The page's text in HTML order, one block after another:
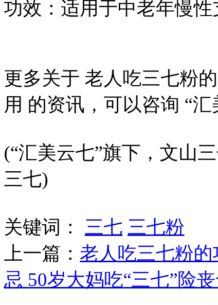
功效：适用于中老年慢
更多关于 老人吃三七粉
用 的资讯，可以咨询 “
(“汇美云七”旗下，文山
三七)
关键词： 三七 三七粉
上一篇： 老人吃三七粉
忌 50岁大妈吃“三七”险